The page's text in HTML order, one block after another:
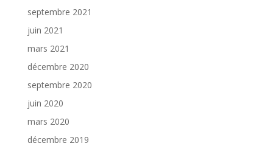
septembre 2021
juin 2021
mars 2021
décembre 2020
septembre 2020
juin 2020
mars 2020
décembre 2019